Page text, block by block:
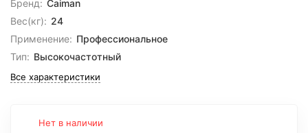
Бренд: Caiman
Вес(кг): 24
Применение: Профессиональное
Тип: Высокочастотный
Все характеристики
Нет в наличии